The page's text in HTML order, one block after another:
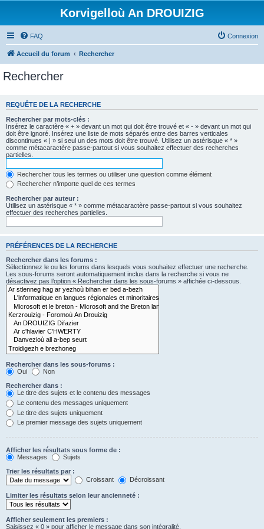
Korvigelloù An DROUIZIG
FAQ Connexion
Accueil du forum Rechercher
Rechercher
REQUÊTE DE LA RECHERCHE
Rechercher par mots-clés :
Insérez le caractère « + » devant un mot qui doit être trouvé et « - » devant un mot qui
doit être ignoré. Insérez une liste de mots séparés entre des barres verticales
discontinues « | » si seul un des mots doit être trouvé. Utilisez un astérisque « * »
comme métacaractère passe-partout si vous souhaitez effectuer des recherches
partielles.
Rechercher tous les termes ou utiliser une question comme élément
Rechercher n’importe quel de ces termes
Rechercher par auteur :
Utilisez un astérisque « * » comme métacaractère passe-partout si vous souhaitez
effectuer des recherches partielles.
PRÉFÉRENCES DE LA RECHERCHE
Rechercher dans les forums :
Sélectionnez le ou les forums dans lesquels vous souhaitez effectuer une recherche.
Les sous-forums seront automatiquement inclus dans la recherche si vous ne
désactivez pas l’option « Rechercher dans les sous-forums » affichée ci-dessous.
Rechercher dans les sous-forums :
Oui
Non
Rechercher dans :
Le titre des sujets et le contenu des messages
Le contenu des messages uniquement
Le titre des sujets uniquement
Le premier message des sujets uniquement
Afficher les résultats sous forme de :
Messages
Sujets
Trier les résultats par :
Croissant
Décroissant
Limiter les résultats selon leur ancienneté :
Afficher seulement les premiers :
Saisissez « 0 » pour afficher le message dans son intégralité.